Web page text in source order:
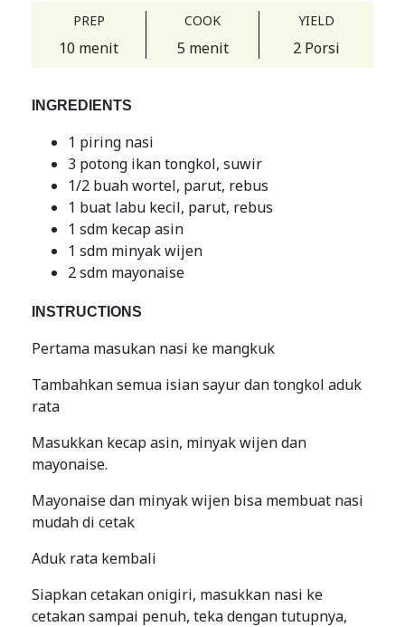
PREP
10 menit
COOK
5 menit
YIELD
2 Porsi
INGREDIENTS
1 piring nasi
3 potong ikan tongkol, suwir
1/2 buah wortel, parut, rebus
1 buat labu kecil, parut, rebus
1 sdm kecap asin
1 sdm minyak wijen
2 sdm mayonaise
INSTRUCTIONS
Pertama masukan nasi ke mangkuk
Tambahkan semua isian sayur dan tongkol aduk
rata
Masukkan kecap asin, minyak wijen dan
mayonaise.
Mayonaise dan minyak wijen bisa membuat nasi
mudah di cetak
Aduk rata kembali
Siapkan cetakan onigiri, masukkan nasi ke
cetakan sampai penuh, teka dengan tutupnya,